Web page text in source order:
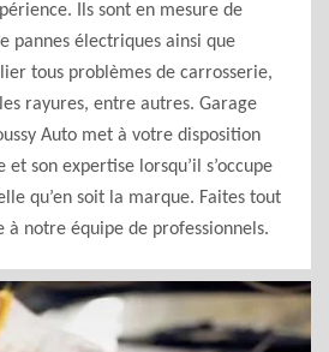
Ils sont en mesure de
pannes électriques ainsi que
tous problèmes de carrosserie,
rayures, entre autres. Garage
Auto met à votre disposition
son expertise lorsqu’il s’occupe
qu’en soit la marque. Faites tout
à notre équipe de professionnels.